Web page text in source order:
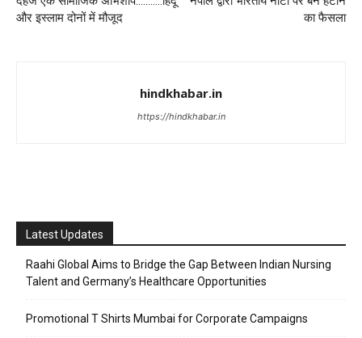
और इस्लाम दोनों में मौजूद
का फैसला
hindkhabar.in
https://hindkhabar.in
Latest Updates
Raahi Global Aims to Bridge the Gap Between Indian Nursing
Talent and Germany’s Healthcare Opportunities
Promotional T Shirts Mumbai for Corporate Campaigns